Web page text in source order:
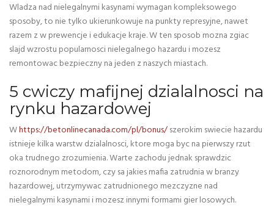
Wladza nad nielegalnymi kasynami wymagan kompleksowego
sposoby, to nie tylko ukierunkowuje na punkty represyjne, nawet
razem z w prewencje i edukacje kraje. W ten sposob mozna zgiac
slajd wzrostu popularnosci nielegalnego hazardu i mozesz
remontowac bezpieczny na jeden z naszych miastach.
5 cwiczy mafijnej dzialalnosci na
rynku hazardowej
Whttps://betonlinecanada.com/pl/bonus/szerokim swiecie hazardu
istnieje kilka warstw dzialalnosci, ktore moga byc na pierwszy rzut
oka trudnego zrozumienia. Warte zachodu jednak sprawdzic
roznorodnym metodom, czy sa jakies mafia zatrudnia w branzy
hazardowej, utrzymywac zatrudnionego mezczyzne nad
nielegalnymi kasynami i mozesz innymi formami gier losowych.